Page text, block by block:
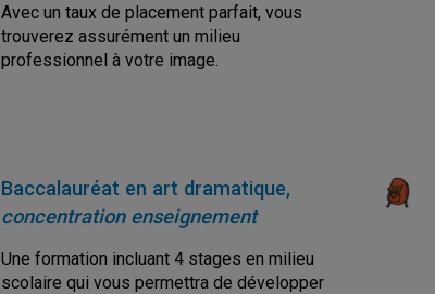
Avec un taux de placement parfait, vous
trouverez assurément un milieu
professionnel à votre image.
Baccalauréat en art dramatique,
concentration enseignement
Une formation incluant 4 stages en milieu
scolaire qui vous permettra de développer